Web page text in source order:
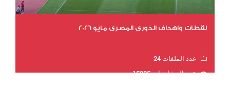
لقطات واهداف الدوري المصري مايو 2026
عدد الملفات 24
عدد المشاهدات 15885